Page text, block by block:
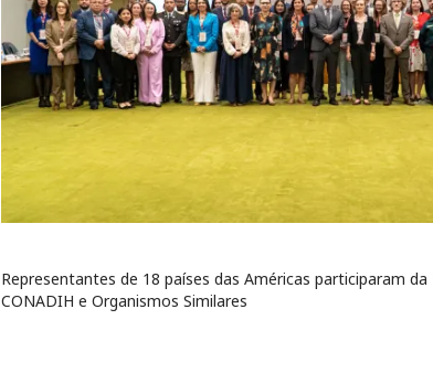
Representantes de 18 países das Américas participaram da
CONADIH e Organismos Similares